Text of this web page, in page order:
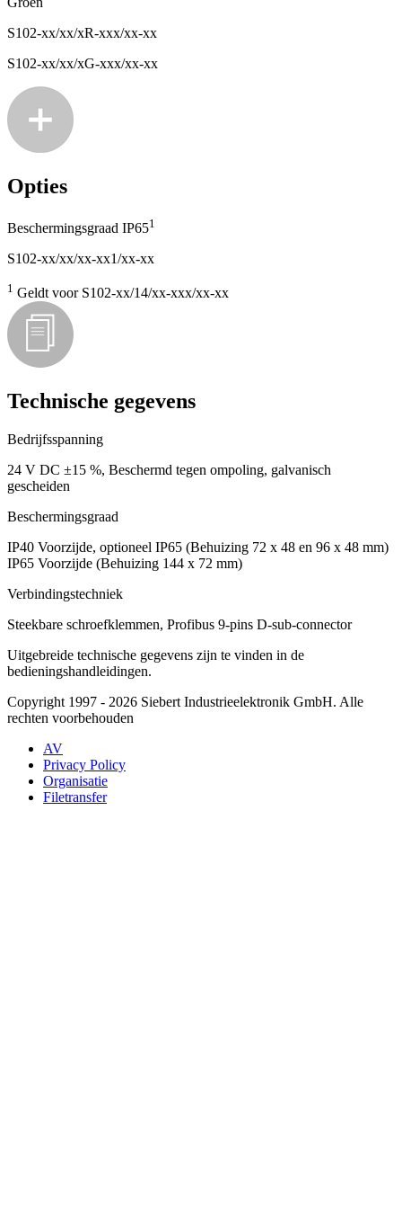
S102-xx/xx/xR-xxx/xx-xx
S102-xx/xx/xG-xxx/xx-xx
Opties
Beschermingsgraad IP651
S102-xx/xx/xx-xx1/xx-xx
1 Geldt voor S102-xx/14/xx-xxx/xx-xx
Technische gegevens
Bedrijfsspanning
24 V DC ±15 %, Beschermd tegen ompoling, galvanisch
gescheiden
Beschermingsgraad
IP40 Voorzijde, optioneel IP65 (Behuizing 72 x 48 en 96 x 48 mm)
IP65 Voorzijde (Behuizing 144 x 72 mm)
Verbindingstechniek
Steekbare schroefklemmen, Profibus 9-pins D-sub-connector
Uitgebreide technische gegevens zijn te vinden in de
bedieningshandleidingen.
Copyright 1997 - 2026 Siebert Industrieelektronik GmbH. Alle
rechten voorbehouden
AV
Privacy Policy
Organisatie
Filetransfer